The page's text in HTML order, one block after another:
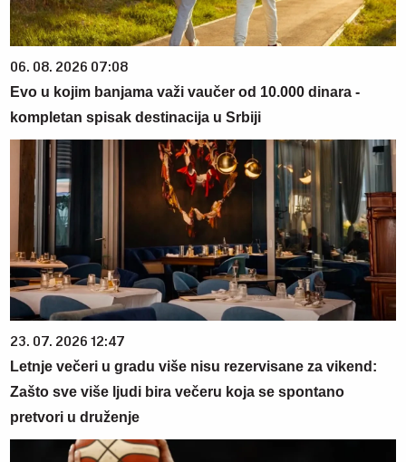
06. 08. 2026 07:08
Evo u kojim banjama važi vaučer od 10.000 dinara -
kompletan spisak destinacija u Srbiji
23. 07. 2026 12:47
Letnje večeri u gradu više nisu rezervisane za vikend:
Zašto sve više ljudi bira večeru koja se spontano
pretvori u druženje